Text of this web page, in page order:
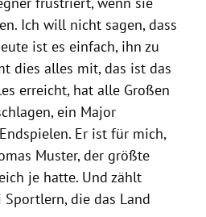
Ich will nicht sagen, dass
ist es einfach, ihn zu
dies alles mit, das ist das
erreicht, hat alle Großen
ein Major
Er ist für mich,
Muster, der größte
je hatte. Und zählt
die das Land